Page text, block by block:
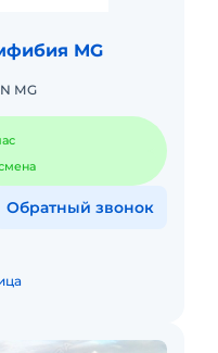
МG
МG
Обратный звонок